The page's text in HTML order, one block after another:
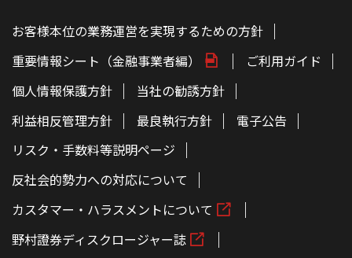
お客様本位の業務運営を実現するための方針
重要情報シート（金融事業者編）
ご利用ガイド
個人情報保護方針
当社の勧誘方針
利益相反管理方針
最良執行方針
電子公告
リスク・手数料等説明ページ
反社会的勢力への対応について
カスタマー・ハラスメントについて
野村證券ディスクロージャー誌